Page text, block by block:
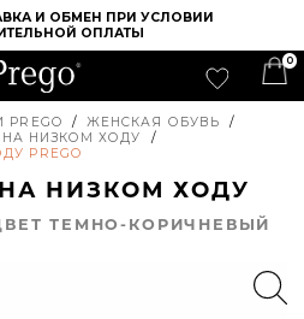
И ОБМЕН ПРИ УСЛОВИИ
ОПЛАТЫ
0
/ ЖЕНСКАЯ ОБУВЬ
/
НИЗКОМ ХОДУ
/
PREGO
НИЗКОМ ХОДУ
ТЕМНО-КОРИЧНЕВЫЙ